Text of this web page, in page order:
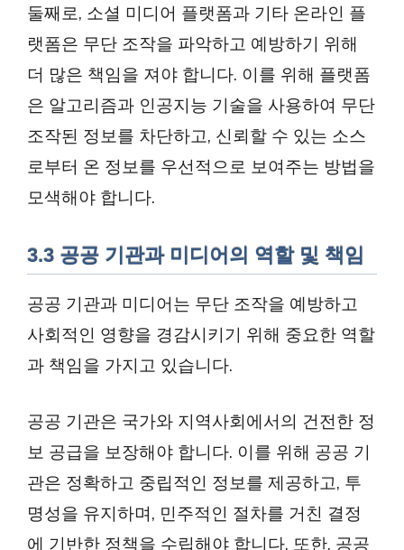
둘째로, 소셜 미디어 플랫폼과 기타 온라인 플
랫폼은 무단 조작을 파악하고 예방하기 위해
더 많은 책임을 져야 합니다. 이를 위해 플랫폼
은 알고리즘과 인공지능 기술을 사용하여 무단
조작된 정보를 차단하고, 신뢰할 수 있는 소스
로부터 온 정보를 우선적으로 보여주는 방법을
모색해야 합니다.
3.3 공공 기관과 미디어의 역할 및 책임
공공 기관과 미디어는 무단 조작을 예방하고
사회적인 영향을 경감시키기 위해 중요한 역할
과 책임을 가지고 있습니다.
공공 기관은 국가와 지역사회에서의 건전한 정
보 공급을 보장해야 합니다. 이를 위해 공공 기
관은 정확하고 중립적인 정보를 제공하고, 투
명성을 유지하며, 민주적인 절차를 거친 결정
에 기반한 정책을 수립해야 합니다. 또한, 공공